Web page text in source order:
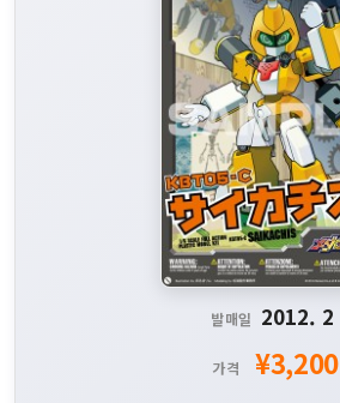
발매일 2012. 2
가격 ¥3,200